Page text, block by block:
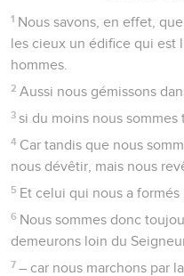
1 Nous savons, en effet,
les cieux un édifice qui est
hommes.
2 Aussi nous gémissons
3 si du moins nous sommes
4 Car tandis que nous
nous dévêtir, mais nous
5 Et celui qui nous a formés
6 Nous sommes donc
demeurons loin du
7 – car nous marchons par